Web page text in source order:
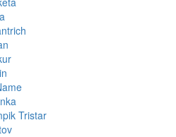
Tristar